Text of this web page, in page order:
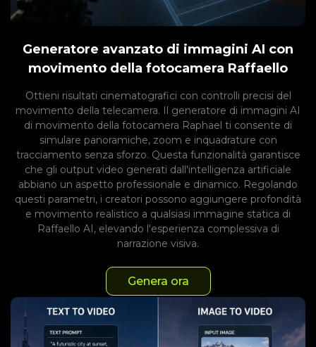
Generatore avanzato di immagini AI con
movimento della fotocamera Raffaello
Ottieni risultati cinematografici con controlli precisi del
movimento della telecamera. Il generatore di immagini AI
di movimento della fotocamera Raphael ti consente di
simulare panoramiche, zoom e inquadrature con
tracciamento senza sforzo. Questa funzionalità garantisce
che gli output video generati dall'intelligenza artificiale
abbiano un aspetto professionale e dinamico. Regolando
questi parametri, i creatori possono aggiungere profondità
e movimento realistico a qualsiasi immagine statica di
Raffaello AI, elevando l'esperienza complessiva di
narrazione visiva.
Genera ora